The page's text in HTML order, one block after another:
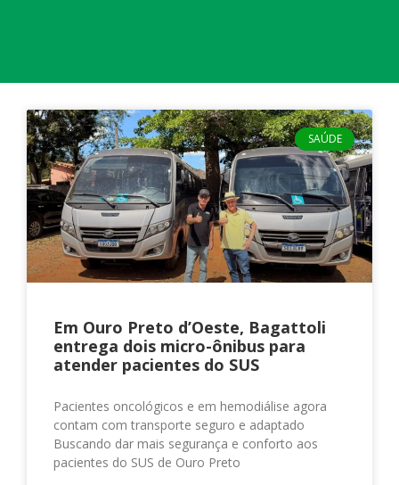
SAÚDE
Em Ouro Preto d’Oeste, Bagattoli
entrega dois micro-ônibus para
atender pacientes do SUS
Pacientes oncológicos e em hemodiálise agora
contam com transporte seguro e adaptado
Buscando dar mais segurança e conforto aos
pacientes do SUS de Ouro Preto